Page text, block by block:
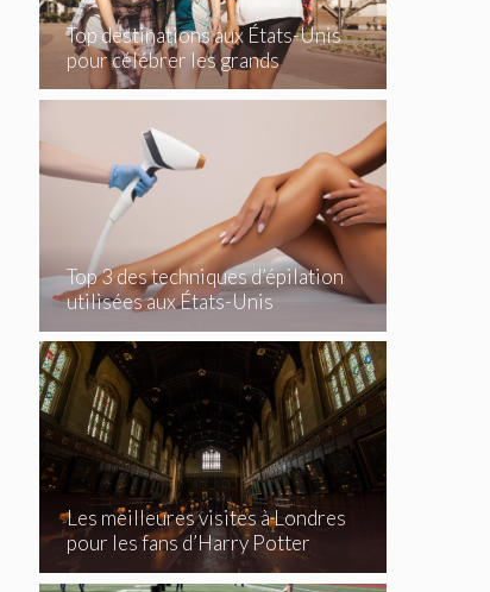
Top destinations aux États-Unis
pour célébrer les grands
événements
Top 3 des techniques d’épilation
utilisées aux États-Unis
Les meilleures visites à Londres
pour les fans d’Harry Potter